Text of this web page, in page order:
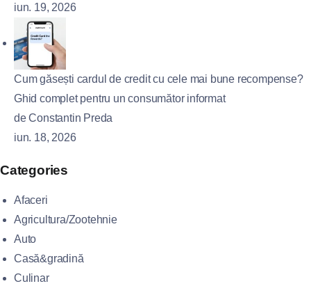
iun. 19, 2026
Cum găsești cardul de credit cu cele mai bune recompense?
Ghid complet pentru un consumător informat
de Constantin Preda
iun. 18, 2026
Categories
Afaceri
Agricultura/Zootehnie
Auto
Casă&gradină
Culinar